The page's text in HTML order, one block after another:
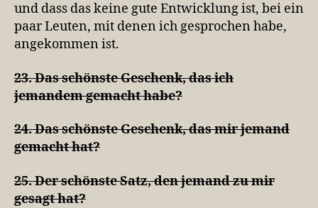
und dass das keine gute Entwicklung ist, bei ein
paar Leuten, mit denen ich gesprochen habe,
angekommen ist.
23. Das schönste Geschenk, das ich
jemandem gemacht habe?
24. Das schönste Geschenk, das mir jemand
gemacht hat?
25. Der schönste Satz, den jemand zu mir
gesagt hat?